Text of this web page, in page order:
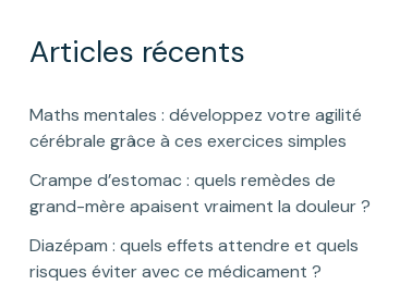
Articles récents
Maths mentales : développez votre agilité
cérébrale grâce à ces exercices simples
Crampe d’estomac : quels remèdes de
grand-mère apaisent vraiment la douleur ?
Diazépam : quels effets attendre et quels
risques éviter avec ce médicament ?